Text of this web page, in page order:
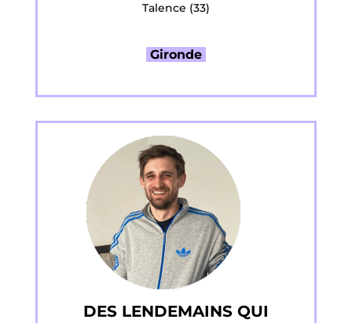
Talence (33)
Gironde
DES LENDEMAINS QUI